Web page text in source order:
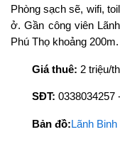
Phòng sạch sẽ, wifi,
ở. Gần công viên
Phú Thọ khoảng 200m.
Giá thuê: 2 triệu/
SĐT: 0338034257
Bản đồ:Lãnh